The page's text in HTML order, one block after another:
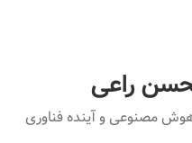
راعی
مصنوعی و آینده فناوری